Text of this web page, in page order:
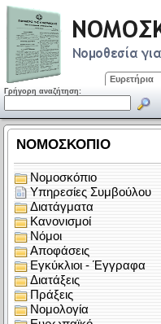
Ευρετήρια
Γρήγορη αναζήτηση: